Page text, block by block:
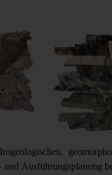
Ausführungsplanung